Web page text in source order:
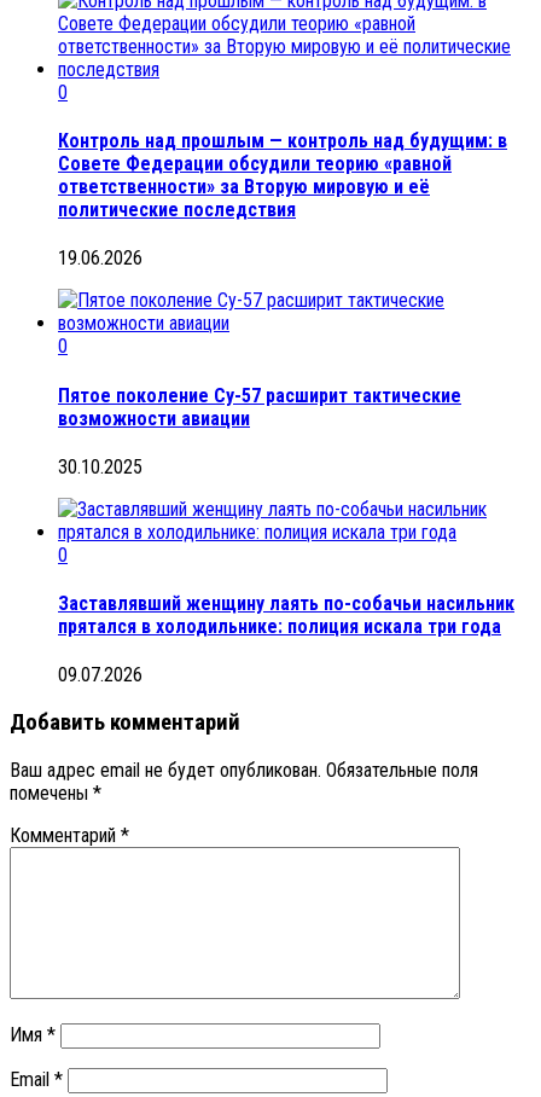
0
Контроль над прошлым — контроль над будущим: в
Совете Федерации обсудили теорию «равной
ответственности» за Вторую мировую и её
политические последствия
19.06.2026
0
Пятое поколение Су-57 расширит тактические
возможности авиации
30.10.2025
0
Заставлявший женщину лаять по-собачьи насильник
прятался в холодильнике: полиция искала три года
09.07.2026
Добавить комментарий
Ваш адрес email не будет опубликован. Обязательные поля
помечены *
Комментарий *
Имя *
Email *